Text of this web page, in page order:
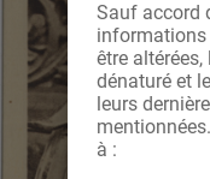
Sauf accord
informations
être
dénaturé et
leurs
à :